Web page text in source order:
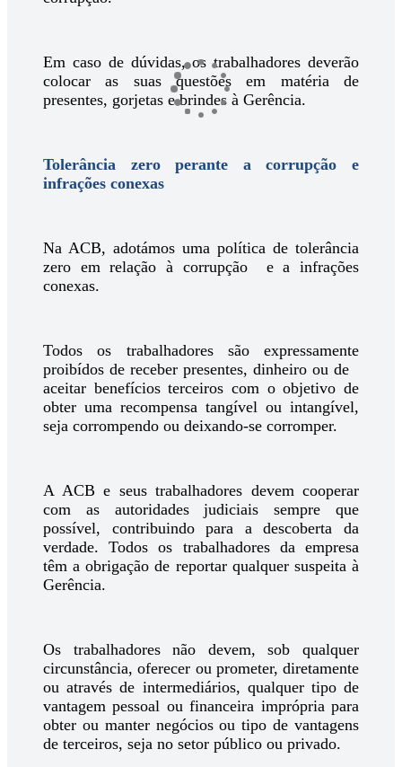
Em caso de dúvidas, os trabalhadores deverão
colocar as suas questões em matéria de
presentes, gorjetas e brindes à Gerência.
Tolerância zero perante a corrupção e
infrações conexas
Na ACB, adotámos uma política de tolerância
zero em relação à corrupção e a infrações
conexas.
Todos os trabalhadores são expressamente
proibídos de receber presentes, dinheiro ou de
aceitar benefícios terceiros com o objetivo de
obter uma recompensa tangível ou intangível,
seja corrompendo ou deixando-se corromper.
A ACB e seus trabalhadores devem cooperar
com as autoridades judiciais sempre que
possível, contribuindo para a descoberta da
verdade. Todos os trabalhadores da empresa
têm a obrigação de reportar qualquer suspeita à
Gerência.
Os trabalhadores não devem, sob qualquer
circunstância, oferecer ou prometer, diretamente
ou através de intermediários, qualquer tipo de
vantagem pessoal ou financeira imprópria para
obter ou manter negócios ou tipo de vantagens
de terceiros, seja no setor público ou privado.